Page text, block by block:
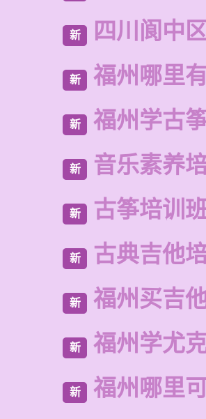
新 四川阆中
新 福州哪里
新 福州学古
新 音乐素养
新 古筝培训
新 古典吉他培
新 福州买吉
新 福州学尤
新 福州哪里